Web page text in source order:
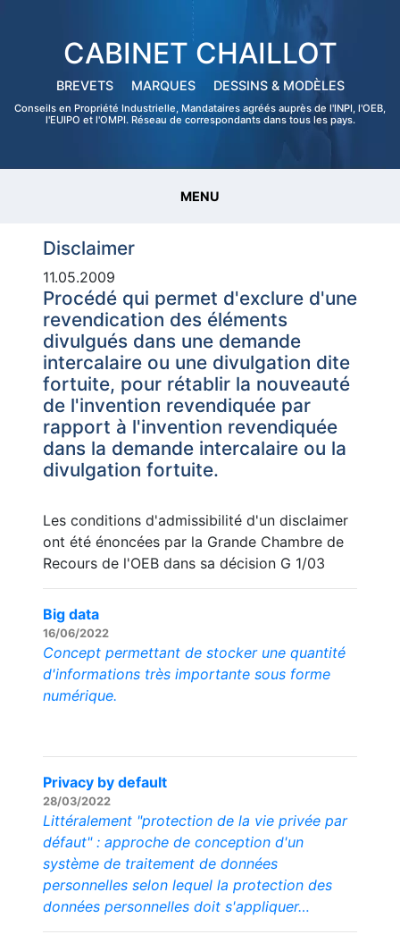
CABINET CHAILLOT
BREVETS MARQUES DESSINS & MODÈLES
Conseils en Propriété Industrielle, Mandataires agréés auprès de l'INPI, l'OEB,
l'EUIPO et l'OMPI. Réseau de correspondants dans tous les pays.
MENU
Disclaimer
11.05.2009
Procédé qui permet d'exclure d'une
revendication des éléments
divulgués dans une demande
intercalaire ou une divulgation dite
fortuite, pour rétablir la nouveauté
de l'invention revendiquée par
rapport à l'invention revendiquée
dans la demande intercalaire ou la
divulgation fortuite.
Les conditions d'admissibilité d'un disclaimer
ont été énoncées par la Grande Chambre de
Recours de l'OEB dans sa décision G 1/03
Big data
16/06/2022
Concept permettant de stocker une quantité
d'informations très importante sous forme
numérique.
Privacy by default
28/03/2022
Littéralement "protection de la vie privée par
défaut" : approche de conception d'un
système de traitement de données
personnelles selon lequel la protection des
données personnelles doit s'appliquer…